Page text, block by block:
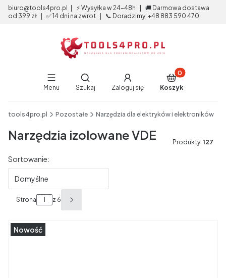
biuro@tools4pro.pl | ⚡ Wysyłka w 24-48h | 🚚 Darmowa dostawa
od 399 zł | ✅ 14 dni na zwrot | 📞 Doradzimy: +48 883 590 470
Menu
Otwórz wyszukiwarkę
Szukaj Zaloguj się
Produkty w
Koszyk
tools4pro.pl Pozostałe Narzędzia dla elektryków i elektroników
Narzędzia izolowane VDE Produkty: 127
Lista produktów
Sortowanie:
Domyślne
Strona z 6 Następne produkty
Nowość